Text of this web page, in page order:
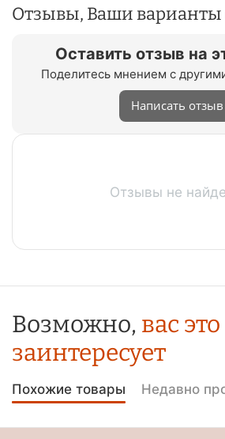
Отзывы, Ваши варианты
Оставить отзыв на
Поделитесь мнением с
Написать отзыв
Отзывы не
Возможно, вас это
заинтересует
Похожие товары Недавно